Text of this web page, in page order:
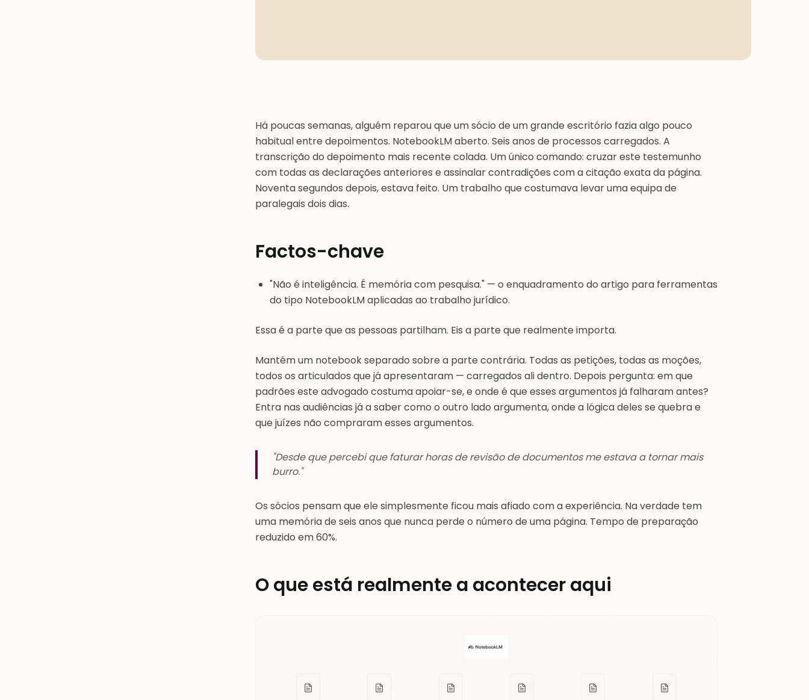
Há poucas semanas, alguém reparou que um sócio de um grande escritório fazia algo pouco
habitual entre depoimentos. NotebookLM aberto. Seis anos de processos carregados. A
transcrição do depoimento mais recente colada. Um único comando: cruzar este testemunho
com todas as declarações anteriores e assinalar contradições com a citação exata da página.
Noventa segundos depois, estava feito. Um trabalho que costumava levar uma equipa de
paralegais dois dias.
Factos-chave
"Não é inteligência. É memória com pesquisa." — o enquadramento do artigo para ferramentas
do tipo NotebookLM aplicadas ao trabalho jurídico.
Essa é a parte que as pessoas partilham. Eis a parte que realmente importa.
Mantém um notebook separado sobre a parte contrária. Todas as petições, todas as moções,
todos os articulados que já apresentaram — carregados ali dentro. Depois pergunta: em que
padrões este advogado costuma apoiar-se, e onde é que esses argumentos já falharam antes?
Entra nas audiências já a saber como o outro lado argumenta, onde a lógica deles se quebra e
que juízes não compraram esses argumentos.
"Desde que percebi que faturar horas de revisão de documentos me estava a tornar mais
burro."
Os sócios pensam que ele simplesmente ficou mais afiado com a experiência. Na verdade tem
uma memória de seis anos que nunca perde o número de uma página. Tempo de preparação
reduzido em 60%.
O que está realmente a acontecer aqui